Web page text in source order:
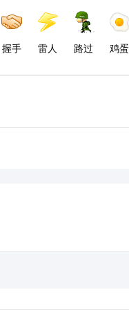
握手 雷人 路过 鸡蛋